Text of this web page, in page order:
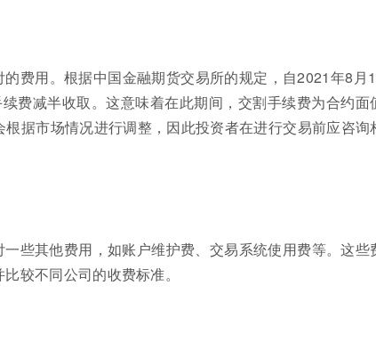
费用。根据中国金融期货交易所的规定，自2021年8月
费减半收取。这意味着在此期间，交割手续费为合约面
据市场情况进行调整，因此投资者在进行交易前应咨询
些其他费用，如账户维护费、交易系统使用费等。这些
较不同公司的收费标准。